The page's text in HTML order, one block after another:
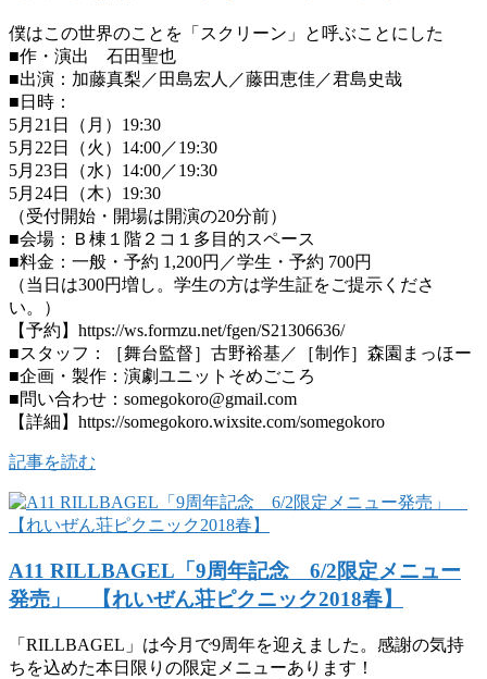
僕はこの世界のことを「スクリーン」と呼ぶことにした
■作・演出 石田聖也
■出演：加藤真梨／田島宏人／藤田恵佳／君島史哉
■日時：
5月21日（月）19:30
5月22日（火）14:00／19:30
5月23日（水）14:00／19:30
5月24日（木）19:30
（受付開始・開場は開演の20分前）
■会場：Ｂ棟１階２コ１多目的スペース
■料金：一般・予約 1,200円／学生・予約 700円
（当日は300円増し。学生の方は学生証をご提示くださ
い。）
【予約】https://ws.formzu.net/fgen/S21306636/
■スタッフ：［舞台監督］古野裕基／［制作］森園まっほー
■企画・製作：演劇ユニットそめごころ
■問い合わせ：somegokoro@gmail.com
【詳細】https://somegokoro.wixsite.com/somegokoro
記事を読む
A11 RILLBAGEL「9周年記念 6/2限定メニュー
発売」 【れいぜん荘ピクニック2018春】
「RILLBAGEL」は今月で9周年を迎えました。感謝の気持
ちを込めた本日限りの限定メニューあります！